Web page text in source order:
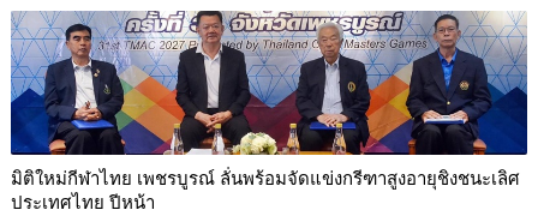
มิติใหม่กีฬาไทย เพชรบูรณ์ ลั่นพร้อมจัดแข่งกรีฑาสูงอายุชิงชนะเลิศ
ประเทศไทย ปีหน้า